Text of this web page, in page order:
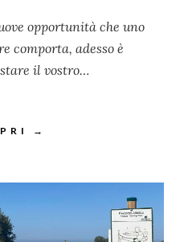
opportunità che uno
comporta, adesso è
il vostro…
→